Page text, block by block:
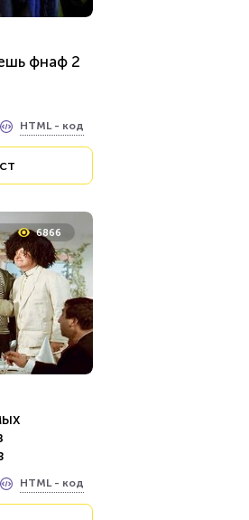
фнаф 2
HTML - код
6866
HTML - код